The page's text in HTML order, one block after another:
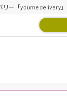
ー「youme delivery」